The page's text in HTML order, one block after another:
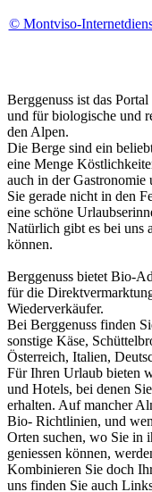
© Montviso-
Berggenuss ist das
und für biologische und
den Alpen.
Die Berge sind ein
eine Menge
auch in der Gastronomie
Sie gerade nicht in den
eine schöne
Natürlich gibt es bei uns
können.
Berggenuss bietet Bio-
für die
Wiederverkäufer.
Bei Berggenuss finden
sonstige Käse,
Österreich, Italien,
Für Ihren Urlaub bieten
und Hotels, bei denen
erhalten. Auf mancher
Bio- Richtlinien, und
Orten suchen, wo Sie in
geniessen können,
Kombinieren Sie doch
uns finden Sie auch